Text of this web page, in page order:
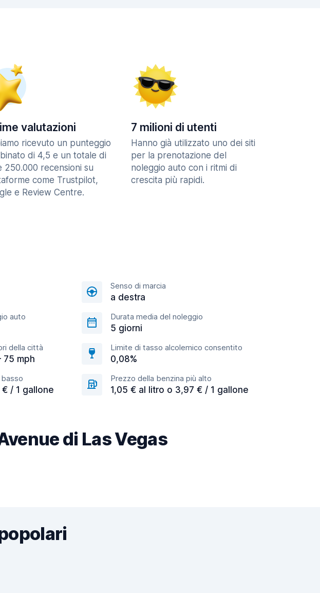
valutazioni
ricevuto un punteggio
di 4,5 e un totale di
250.000 recensioni su
come Trustpilot,
e Review Centre.
7 milioni di utenti
Hanno già utilizzato uno dei siti
per la prenotazione del
noleggio auto con i ritmi di
crescita più rapidi.
Senso di marcia
a destra
auto Durata media del noleggio
5 giorni
della città
75 mph
Limite di tasso alcolemico consentito
0,08%
/ 1 gallone
Prezzo della benzina più alto
1,05 € al litro o 3,97 € / 1 gallone
di Las Vegas